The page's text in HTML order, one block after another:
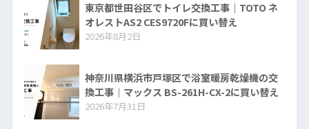
東京都世田谷区でトイレ交換工事｜TOTO ネ
オレストAS2 CES9720Fに買い替え
2026年8月2日
神奈川県横浜市戸塚区で浴室暖房乾燥機の交
換工事｜マックス BS-261H-CX-2に買い替え
2026年7月31日